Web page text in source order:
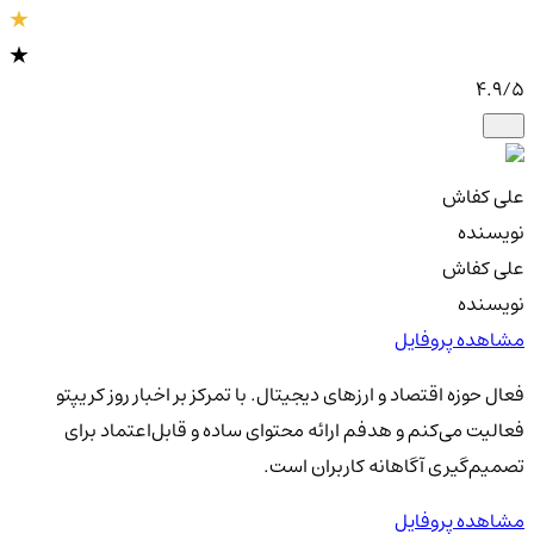
4.9/5
علی کفاش
نویسنده
علی کفاش
نویسنده
مشاهده پروفایل
فعال حوزه اقتصاد و ارزهای دیجیتال. با تمرکز بر اخبار روز کریپتو
فعالیت می‌کنم و هدفم ارائه محتوای ساده و قابل‌اعتماد برای
تصمیم‌گیری آگاهانه کاربران است.
مشاهده پروفایل